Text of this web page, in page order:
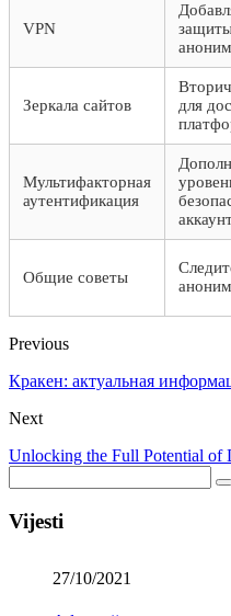
VPN
Зеркала сайтов
для
Мультифакторная
аутентификация
Общие советы
Previous
Кракен: актуальная
Next
Unlocking the Full Potential of
Vijesti
27/10/2021